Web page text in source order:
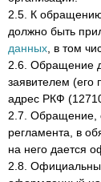
2.5. К
должно быть
данных , в том
2.6. Обращение
заявителем (его
адрес РКФ
2.7. Обращение,
регламента, в
на него дается
2.8.